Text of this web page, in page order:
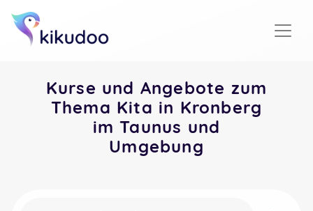
Kurse und Angebote zum
Thema Kita in Kronberg
im Taunus und
Umgebung